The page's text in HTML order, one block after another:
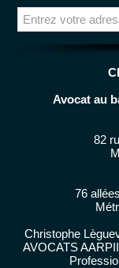
Avocat au
82
76
Christophe
AVOCATS